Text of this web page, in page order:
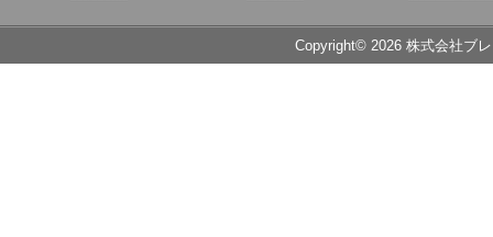
Copyright© 2026 株式会社ブ